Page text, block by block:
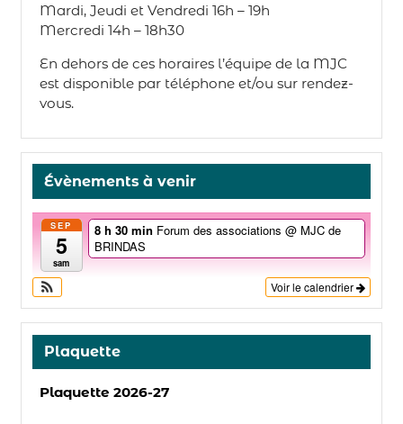
Mardi, Jeudi et Vendredi 16h – 19h
Mercredi 14h – 18h30
En dehors de ces horaires l’équipe de la MJC
est disponible par téléphone et/ou sur rendez-
vous.
Évènements à venir
SEP
5
sam
8 h 30 min Forum des associations @ MJC de
BRINDAS
Voir le calendrier
Plaquette
Plaquette 2026-27